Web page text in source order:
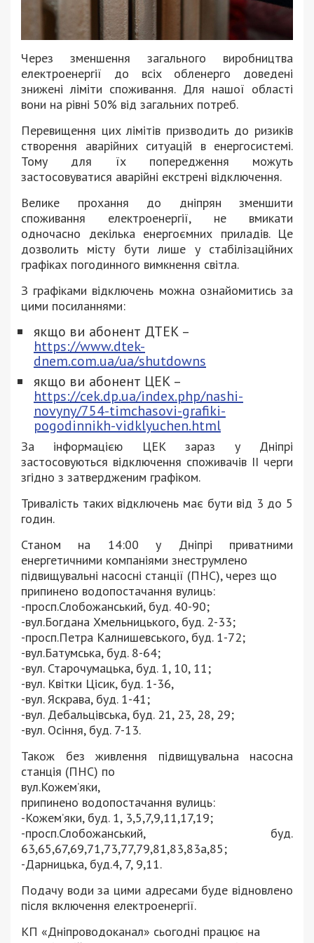
Через зменшення загального виробництва
електроенергії до всіх обленерго доведені
знижені ліміти споживання. Для нашої області
вони на рівні 50% від загальних потреб.
Перевищення цих лімітів призводить до ризиків
створення аварійних ситуацій в енергосистемі.
Тому для їх попередження можуть
застосовуватися аварійні екстрені відключення.
Велике прохання до дніпрян зменшити
споживання електроенергії, не вмикати
одночасно декілька енергоємних приладів. Це
дозволить місту бути лише у стабілізаційних
графіках погодинного вимкнення світла.
З графіками відключень можна ознайомитись за
цими посиланнями:
якщо ви абонент ДТЕК –
https://www.dtek-
dnem.com.ua/ua/shutdowns
якщо ви абонент ЦЕК –
https://cek.dp.ua/index.php/nashi-
novyny/754-timchasovi-grafiki-
pogodinnikh-vidklyuchen.html
За інформацією ЦЕК зараз у Дніпрі
застосовуються відключення споживачів ІІ черги
згідно з затвердженим графіком.
Тривалість таких відключень має бути від 3 до 5
годин.
Станом на 14:00 у Дніпрі приватними
енергетичними компаніями знеструмлено
підвищувальні насосні станції (ПНС), через що
припинено водопостачання вулиць:
-просп.Слобожанський, буд. 40-90;
-вул.Богдана Хмельницького, буд. 2-33;
-просп.Петра Калнишевського, буд. 1-72;
-вул.Батумська, буд. 8-64;
-вул. Старочумацька, буд. 1, 10, 11;
-вул. Квітки Цісик, буд. 1-36,
-вул. Яскрава, буд. 1-41;
-вул. Дебальцівська, буд. 21, 23, 28, 29;
-вул. Осіння, буд. 7-13.
Також без живлення підвищувальна насосна
станція (ПНС) по
вул.Кожем’яки,
припинено водопостачання вулиць:
-Кожем’яки, буд. 1, 3,5,7,9,11,17,19;
-просп.Слобожанський, буд.
63,65,67,69,71,73,77,79,81,83,83а,85;
-Дарницька, буд.4, 7, 9,11.
Подачу води за цими адресами буде відновлено
після включення електроенергії.
КП «Дніпроводоканал» сьогодні працює на